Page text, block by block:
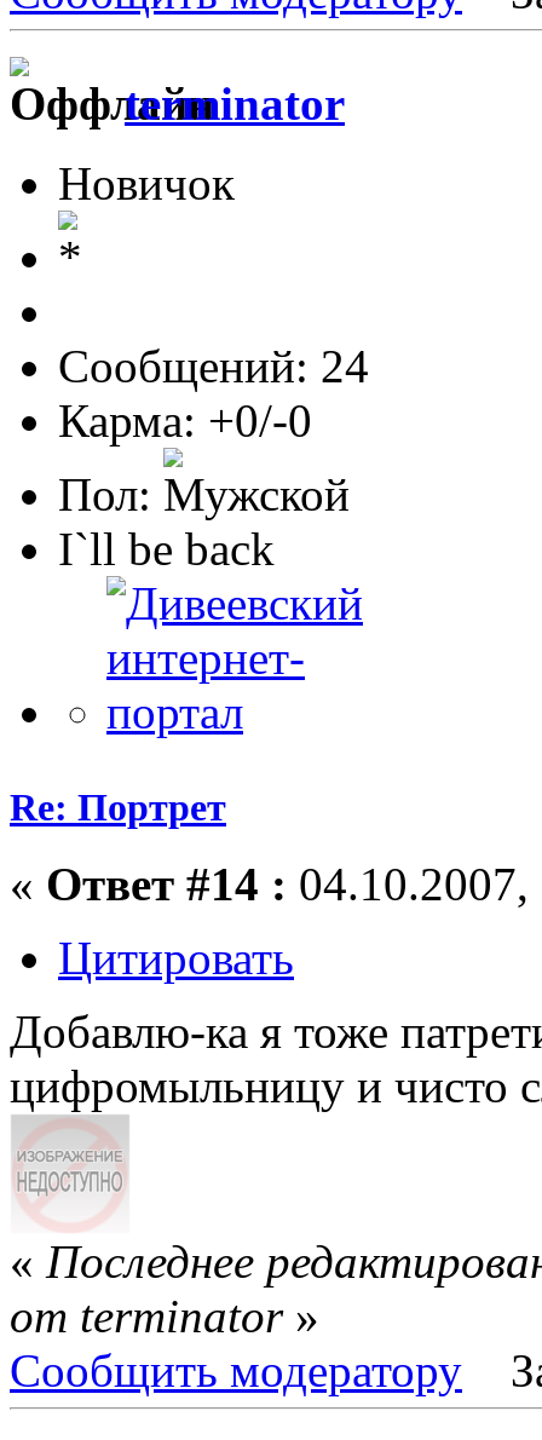
terminator
Новичок
Сообщений: 24
Карма: +0/-0
Пол:
I`ll be back
Re: Портрет
« Ответ #14 :
Цитировать
Добавлю-ка я тоже
цифромыльницу и чисто
« Последнее
от terminator»
Сообщить модератору